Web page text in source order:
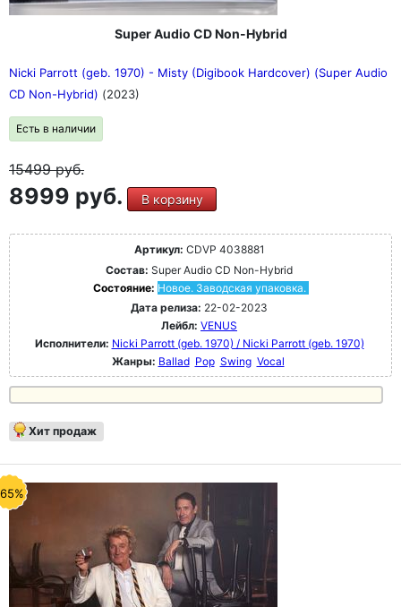
Super Audio CD Non-Hybrid
Nicki Parrott (geb. 1970) - Misty (Digibook Hardcover) (Super Audio
CD Non-Hybrid) (2023)
Есть в наличии
15499руб.
8999 руб. В корзину
Артикул: CDVP 4038881
Состав: Super Audio CD Non-Hybrid
Состояние: Новое. Заводская упаковка.
Дата релиза: 22-02-2023
Лейбл: VENUS
Исполнители: Nicki Parrott (geb. 1970) / Nicki Parrott (geb. 1970)
Жанры: Ballad Pop Swing Vocal
Хит продаж